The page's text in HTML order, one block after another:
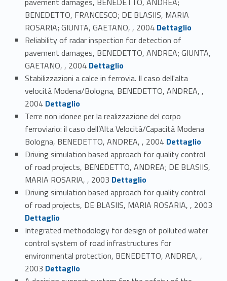
BENEDETTO, FRANCESCO; DE BLASIIS, MARIA
ROSARIA; GIUNTA, GAETANO, , 2004 Link identifier #identifier_person_70670-78
Dettaglio
Reliability of radar inspection for detection of
pavement damages, BENEDETTO, ANDREA; GIUNTA,
GAETANO, , 2004 Link identifier #identifier_person_47805-79
Dettaglio
Stabilizzazioni a calce in ferrovia. Il caso dell'alta
velocità Modena/Bologna, BENEDETTO, ANDREA, ,
2004 Link identifier #identifier_person_74435-80
Dettaglio
Terre non idonee per la realizzazione del corpo
ferroviario: il caso dell’Alta Velocità/Capacità Modena
Bologna, BENEDETTO, ANDREA, , 2004 Link identifier #identifier_person_342-81
Dettaglio
Driving simulation based approach for quality control
of road projects, BENEDETTO, ANDREA; DE BLASIIS,
MARIA ROSARIA, , 2003 Link identifier #identifier_person_137355-82
Dettaglio
Driving simulation based approach for quality control
of road projects, DE BLASIIS, MARIA ROSARIA, , 2003
Dettaglio
Integrated methodology for design of polluted water
control system of road infrastructures for
environmental protection, BENEDETTO, ANDREA, ,
2003 Link identifier #identifier_person_196138-84
Dettaglio